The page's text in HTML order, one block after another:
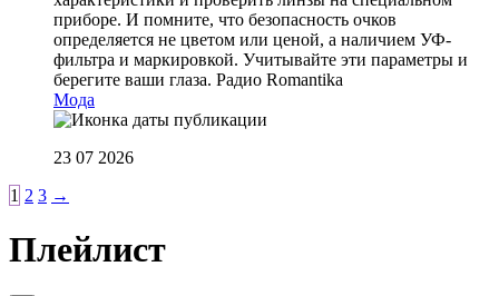
приборе. И помните, что безопасность очков
определяется не цветом или ценой, а наличием УФ-
фильтра и маркировкой. Учитывайте эти параметры и
берегите ваши глаза. Радио Romantika
Мода
23 07 2026
1 2 3 →
Плейлист